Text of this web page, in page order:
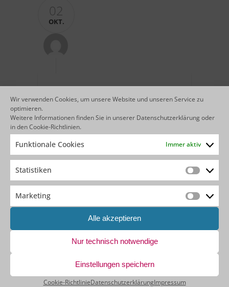
Wir verwenden Cookies, um unsere Website und unseren Service zu
optimieren.
Weitere Informationen finden Sie in unserer Datenschutzerklärungoder
in denCookie-Richtlinien.
Funktionale Cookies Immer aktiv
Statistiken
Marketing
Alle akzeptieren
Nur technisch notwendige
Einstellungen speichern
Cookie-RichtlinieDatenschutzerklärungImpressum
02
OKT.
TRANSFORMATION BEI
SCHNEIDER ELECTRIC VORAN
Um die Innovation für die Kunden
Agilität und Effizienz in seinen
Geschäftsprozessen, Fähigkeiten und
Abläufen. Einschließlich intelligenter und
moderner Anwendungen, die schnell
entwickelt, bereitgestellt, verwaltet und
OutSystems hat Schneider Electric seine IT-
Landschaft verändert und eine "Low-Code
20 Monaten mehr als 60 neue Apps
produzierte.